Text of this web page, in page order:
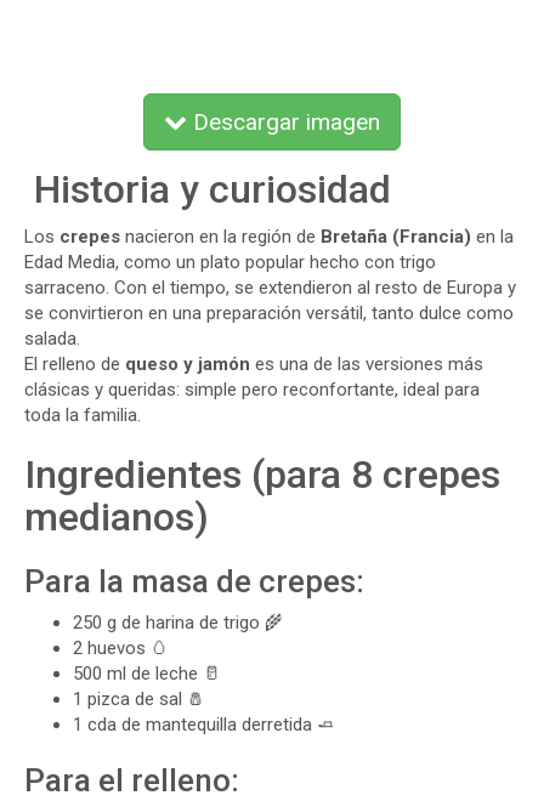
Descargar imagen
Historia y curiosidad
Los crepes nacieron en la región de Bretaña (Francia) en la
Edad Media, como un plato popular hecho con trigo
sarraceno. Con el tiempo, se extendieron al resto de Europa y
se convirtieron en una preparación versátil, tanto dulce como
salada.
El relleno de queso y jamón es una de las versiones más
clásicas y queridas: simple pero reconfortante, ideal para
toda la familia.
Ingredientes (para 8 crepes
medianos)
Para la masa de crepes:
250 g de harina de trigo 🌾
2 huevos 🥚
500 ml de leche 🥛
1 pizca de sal 🧂
1 cda de mantequilla derretida 🧈
Para el relleno: